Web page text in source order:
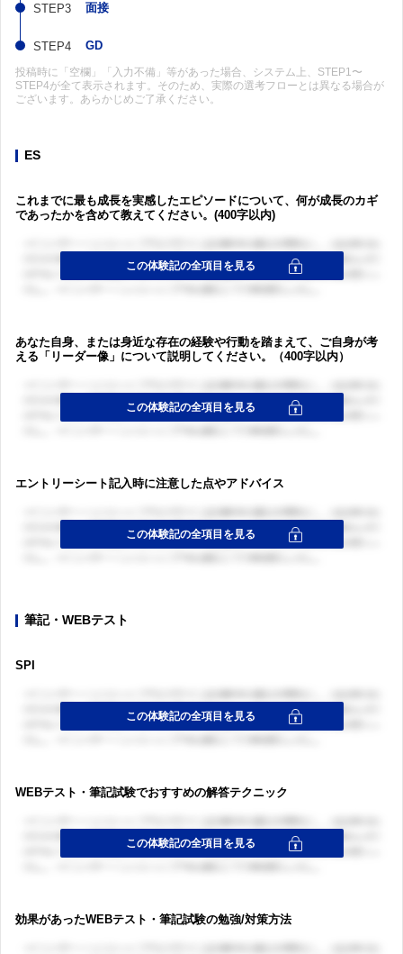
面接
GD
投稿時に「空欄」「入力不備」等があった場合、システム上、STEP1〜
STEP4が全て表示されます。そのため、実際の選考フローとは異なる場合が
ございます。あらかじめご了承ください。
ES
これまでに最も成長を実感したエピソードについて、何が成長のカギ
であったかを含めて教えてください。(400字以内)
あなた自身、または身近な存在の経験や行動を踏まえて、ご自身が考
える「リーダー像」について説明してください。（400字以内）
エントリーシート記入時に注意した点やアドバイス
筆記・WEBテスト
SPI
WEBテスト・筆記試験でおすすめの解答テクニック
効果があったWEBテスト・筆記試験の勉強/対策方法